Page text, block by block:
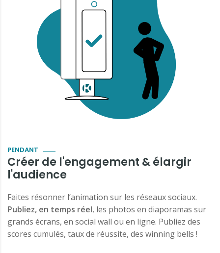
PENDANT
Créer de l'engagement & élargir
l'audience
Faites résonner l’animation sur les réseaux sociaux.
Publiez, en temps réel, les photos en diaporamas sur
grands écrans, en social wall ou en ligne. Publiez des
scores cumulés, taux de réussite, des winning bells !